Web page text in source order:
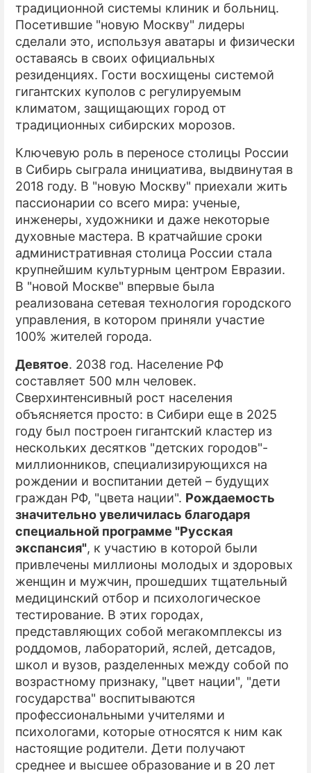
традиционной системы клиник и больниц.
Посетившие "новую Москву" лидеры
сделали это, используя аватары и физически
оставаясь в своих официальных
резиденциях. Гости восхищены системой
гигантских куполов с регулируемым
климатом, защищающих город от
традиционных сибирских морозов.
Ключевую роль в переносе столицы России
в Сибирь сыграла инициатива, выдвинутая в
2018 году. В "новую Москву" приехали жить
пассионарии со всего мира: ученые,
инженеры, художники и даже некоторые
духовные мастера. В кратчайшие сроки
административная столица России стала
крупнейшим культурным центром Евразии.
В "новой Москве" впервые была
реализована сетевая технология городского
управления, в котором приняли участие
100% жителей города.
Девятое. 2038 год. Население РФ
составляет 500 млн человек.
Сверхинтенсивный рост населения
объясняется просто: в Сибири еще в 2025
году был построен гигантский кластер из
нескольких десятков "детских городов"-
миллионников, специализирующихся на
рождении и воспитании детей – будущих
граждан РФ, "цвета нации". Рождаемость
значительно увеличилась благодаря
специальной программе "Русская
экспансия", к участию в которой были
привлечены миллионы молодых и здоровых
женщин и мужчин, прошедших тщательный
медицинский отбор и психологическое
тестирование. В этих городах,
представляющих собой мегакомплексы из
роддомов, лабораторий, яслей, детсадов,
школ и вузов, разделенных между собой по
возрастному признаку, "цвет нации", "дети
государства" воспитываются
профессиональными учителями и
психологами, которые относятся к ним как
настоящие родители. Дети получают
среднее и высшее образование и в 20 лет